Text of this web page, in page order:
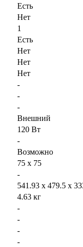
Есть
Нет
1
Есть
Нет
Нет
Нет
-
-
-
Внешний
120 Вт
-
Возможно
75 х 75
-
541.93 х 479.5 х
4.63 кг
-
-
-
-